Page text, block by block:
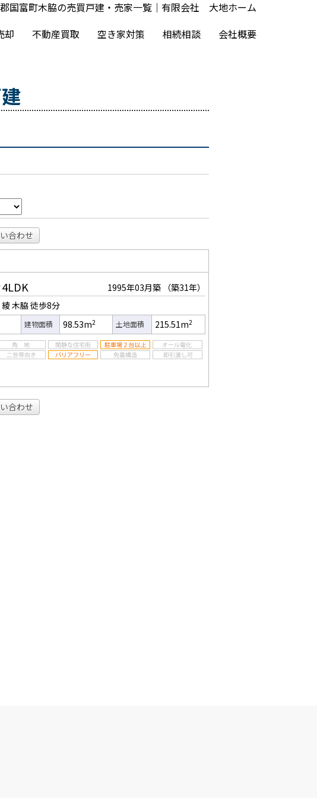
国富町木脇の売買戸建・売家一覧｜有限会社 大地ホーム
却 不動産買取 空き家対策 相続相談 会社概要
合わせ
4LDK 1995年03月築
（築31年）
木脇徒歩8分
建物面積 98.53m2 土地面積 215.51m2
合わせ